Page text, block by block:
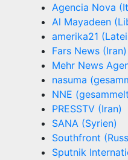
Agencia Nova
Al Mayadeen
amerika21
Fars News (Iran)
Mehr News
nasuma
NNE
PRESSTV (Iran)
SANA (Syrien)
Southfront
Sputnik